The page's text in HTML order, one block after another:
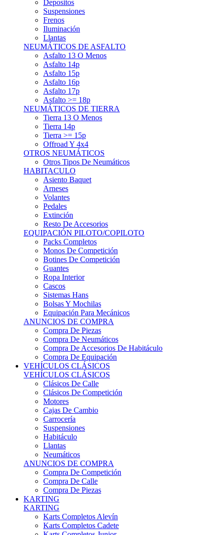
Frenos
Iluminación
Llantas
NEUMÁTICOS DE ASFALTO
Asfalto 13 O Menos
Asfalto 14p
Asfalto 15p
Asfalto 16p
Asfalto 17p
Asfalto >= 18p
NEUMÁTICOS DE TIERRA
Tierra 13 O Menos
Tierra 14p
Tierra >= 15p
Offroad Y 4x4
OTROS NEUMÁTICOS
Otros Tipos De Neumáticos
HABITACULO
Asiento Baquet
Arneses
Volantes
Pedales
Extinción
Resto De Accesorios
EQUIPACIÓN PILOTO/COPILOTO
Packs Completos
Monos De Competición
Botines De Competición
Guantes
Ropa Interior
Cascos
Sistemas Hans
Bolsas Y Mochilas
Equipación Para Mecánicos
ANUNCIOS DE COMPRA
Compra De Piezas
Compra De Neumáticos
Compra De Accesorios De Habitáculo
Compra De Equipación
VEHÍCULOS CLÁSICOS
VEHÍCULOS CLÁSICOS
Clásicos De Calle
Clásicos De Competición
Motores
Cajas De Cambio
Carrocería
Suspensiones
Habitáculo
Llantas
Neumáticos
ANUNCIOS DE COMPRA
Compra De Competición
Compra De Calle
Compra De Piezas
KARTING
KARTING
Karts Completos Alevín
Karts Completos Cadete
Karts Completos Junior
Karts Completos Senior